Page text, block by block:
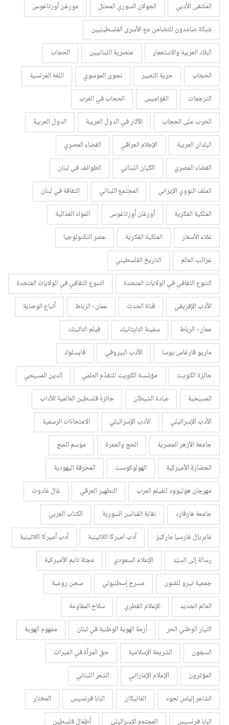
الملتقى الأدبي
الجولان السوري المحتل
مورغن أورتاغوس
شبكة صامدون للتضامن مع الأسرى الفلسطينيين
البلاد العربية والاستعمار
عنصرية اللبنانيين
الحجاب
الحجاب
حرية التعبير نجوى الموسوي
اللغة الفرنسية
الترجمات
القواميس
الحجاب في الغرب
الحرب على الحجاب
الآثار في الدول العربية
الدول العربية
البلدان العربية
الإعلام العراقي
القضاء المصري
القضاء المصري
الكيان اللبناني
الطوائف في لبنان
الملف النووي الإيراني
المجتمع اللبناني
الثقافة في لبنان
الملكية الفكرية
أورغان أورتاغوس
المواد الغذائية
غلاء الأسعار
الملكية الفكرية
عصر التكنولوجيا
غرائب العالم
التاريخ الفلسطيني
التنوع الثقافي في الولايات المتحدة
التنوع الثقافي في الولايات المتحدة
الأدب الإفريقي
قناة الحدث عمان- الرباط
أتباع الوصاية
عمان- الرباط
سفينة التايتانيك
فيلم التاتينك
ماريو فارغاس يوسا
الأدب البيروفي
فايسلوك
جائزة الكويت
مؤسّسة الكويت للتقدّم العلمي
الدين المسيحي
المسيحية
عبادة الشيطان
جائزة فلسطين العالمية للآداب
الأدب الإسرائيلي
الأدب الإسرائيلي
الامتحانات الرسمية
جامعة الأزهر المصرية
الحج والعمرة
موسم الحج
الحضارة الأميركية
الهولوكوست
المحرقة اليهودية
مهرجان هوليوود للفيلم العرب
التطهير العرقي
غال غادوت
جامعة هارفارد
نقابة الفنانين السورية
الكتاب العربي
غابريال غارسيا ماركيز
أدب اميركا اللاتينية
أدب أميركا اللاتينية
رسالة إلى السيّد
الإعلام السعودي
مجلة تايم الأميركية
جمعية تيرو للفنون
مسرح إسطنبولي
سجن رومية
العالم الجديد
الإعلام القطري
سلاح المقاومة
التيار الوطني الحر
أزمة الهوية الوطنية في لبنان
مفهوم الهوية
السجون
الشريعة الإسلامية
حق المرأة في الميراث
المؤثرون
الإعلام الإماراتي
الشعر اللبناني
الشاعر إلياس لحود
الفاتيكان البابا فرنسيس
المختار
البابا فرنسيس
المجتمع الإسرائيلي أطفال فلسطين